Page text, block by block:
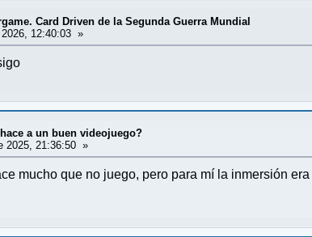
Card Driven de la Segunda Guerra Mundial
12:40:03 »
hace a un buen videojuego?
2025, 21:36:50 »
mucho que no juego, pero para mí la inmersión